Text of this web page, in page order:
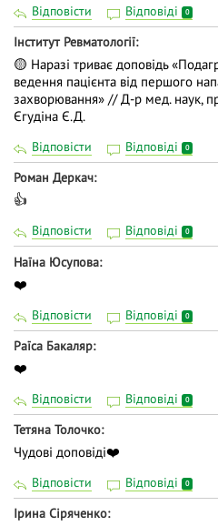
Відповісти Відповіді 0
Iнститут Ревматології
🟡 Наразі триває доповідь
ведення пацієнта від першого
захворювання» // Д-р мед. наук,
Єгудіна Є.Д.
Відповісти Відповіді 0
Роман Деркач
👍
Відповісти Відповіді 0
Наїна Юсупова
❤️
Відповісти Відповіді 0
Раїса Бакаляр
❤️
Відповісти Відповіді 0
Тетяна Толочко
Чудові доповіді❤️
Відповісти Відповіді 0
Ірина Сіряченко